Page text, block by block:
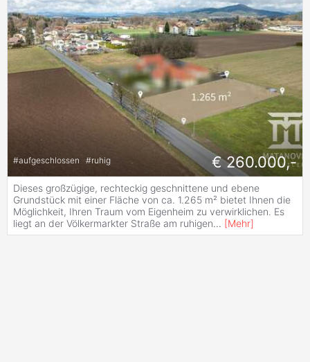
#aufgeschlossen #ruhig € 260.000,-
Dieses großzügige, rechteckig geschnittene und ebene
Grundstück mit einer Fläche von ca. 1.265 m² bietet Ihnen die
Möglichkeit, Ihren Traum vom Eigenheim zu verwirklichen. Es
liegt an der Völkermarkter Straße am ruhigen... [Mehr]